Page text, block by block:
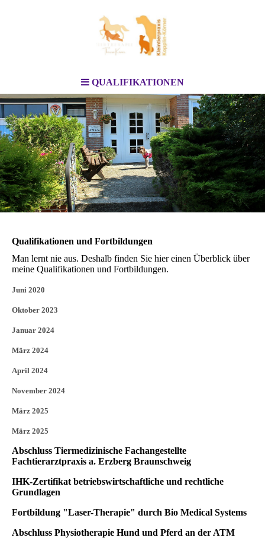
QUALIFIKATIONEN
Qualifikationen und Fortbildungen
Man lernt nie aus. Deshalb finden Sie hier einen Überblick über
meine Qualifikationen und Fortbildungen.
Juni 2020
Oktober 2023
Januar 2024
März 2024
April 2024
November 2024
März 2025
März 2025
Abschluss Tiermedizinische Fachangestellte
Fachtierarztpraxis a. Erzberg Braunschweig
IHK-Zertifikat betriebswirtschaftliche und rechtliche
Grundlagen
Fortbildung "Laser-Therapie" durch Bio Medical Systems
Abschluss Physiotherapie Hund und Pferd an der ATM